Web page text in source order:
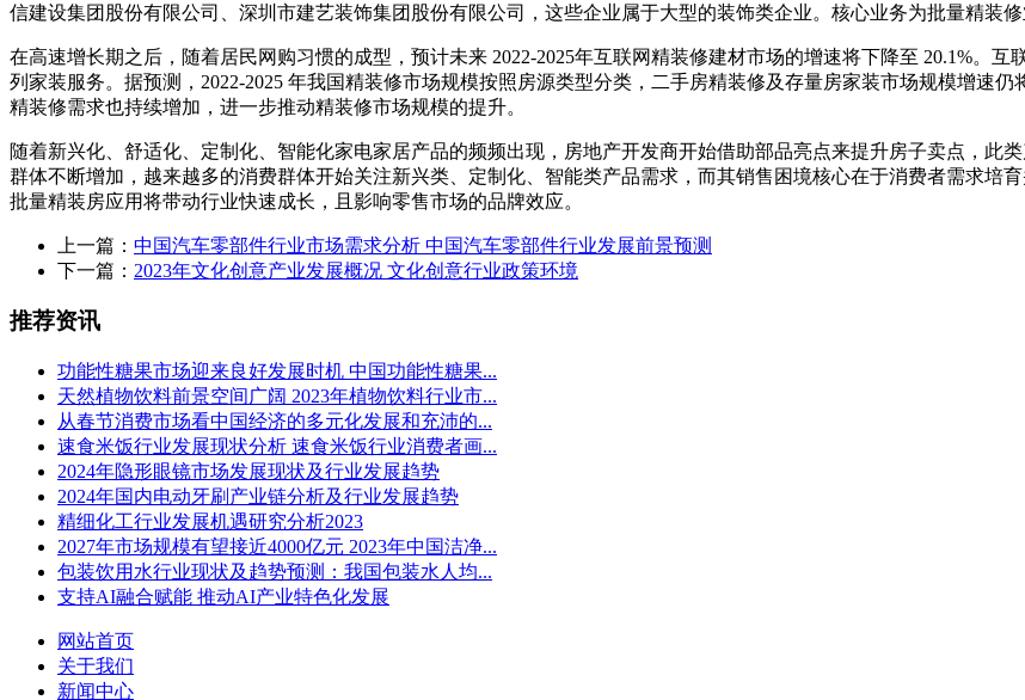
信建设集团股份有限公司、深圳市建艺装饰集团股份有限公司，这些企业属于大型的装饰类企业。核心业务为批量精装
在高速增长期之后，随着居民网购习惯的成型，预计未来 2022-2025年互联网精装修建材市场的增速将下降至 20.1%。
列家装服务。据预测，2022-2025 年我国精装修市场规模按照房源类型分类，二手房精装修及存量房家装市场规模增速
精装修需求也持续增加，进一步推动精装修市场规模的提升。
随着新兴化、舒适化、定制化、智能化家电家居产品的频频出现，房地产开发商开始借助部品亮点来提升房子卖点，此
群体不断增加，越来越多的消费群体开始关注新兴类、定制化、智能类产品需求，而其销售困境核心在于消费者需求培
批量精装房应用将带动行业快速成长，且影响零售市场的品牌效应。
上一篇： 中国汽车零部件行业市场需求分析 中国汽车零部件行业发展前景预测
下一篇： 2023年文化创意产业发展概况 文化创意行业政策环境
推荐资讯
功能性糖果市场迎来良好发展时机 中国功能性糖果...
天然植物饮料前景空间广阔 2023年植物饮料行业市...
从春节消费市场看中国经济的多元化发展和充沛的...
速食米饭行业发展现状分析 速食米饭行业消费者画...
2024年隐形眼镜市场发展现状及行业发展趋势
2024年国内电动牙刷产业链分析及行业发展趋势
精细化工行业发展机遇研究分析2023
2027年市场规模有望接近4000亿元 2023年中国洁净...
包装饮用水行业现状及趋势预测：我国包装水人均...
支持AI融合赋能 推动AI产业特色化发展
网站首页
关于我们
新闻中心